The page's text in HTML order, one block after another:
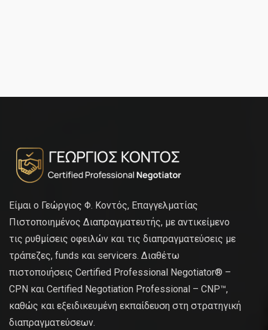
Είμαι ο Γεώργιος Φ. Κοντός, Επαγγελματίας
Πιστοποιημένος Διαπραγματευτής, με αντικείμενο
τις ρυθμίσεις οφειλών και τις διαπραγματεύσεις με
τράπεζες, funds και servicers. Διαθέτω
πιστοποιήσεις Certified Professional Negotiator® –
CPN και Certified Negotiation Professional – CNP™,
καθώς και εξειδικευμένη εκπαίδευση στη στρατηγική
διαπραγματεύσεων.